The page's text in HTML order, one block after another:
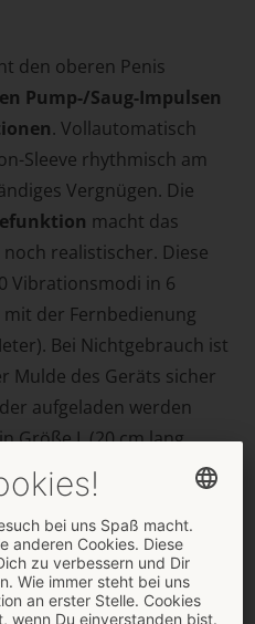
den oberen Penis
Pump-/Saug-Impulsen
. Vollautomatisch
Sleeve rhythmisch am
Vergnügen. Die
macht das
realistischer. Diese
Vibrationsmodi in 6
der Fernbedienung
Bei Nichtgebrauch ist
Mulde des Geräts sicher
aufgeladen werden
Größe L (20 cm lang,
Ø dehnbar 2,5 cm).
M und XL sind separat
Technik verbirgt sich im
Ein dezenter roter LED-